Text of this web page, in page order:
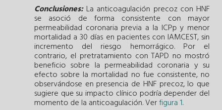
Conclusiones:La anticoagulación precoz con HNF
se asoció de forma consistente con mayor
permeabilidad coronaria previa a la ICPp y menor
mortalidad a 30 días en pacientes con IAMCEST, sin
incremento del riesgo hemorrágico. Por el
contrario, el pretratamiento con TAPD no mostró
beneficio sobre la permeabilidad coronaria y su
efecto sobre la mortalidad no fue consistente, no
observándose en presencia de HNF precoz, lo que
sugiere que su impacto clínico podría depender del
momento de la anticoagulación. Verfigura 1.